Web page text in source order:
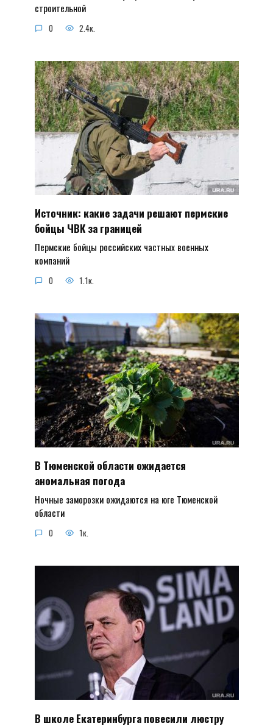
строительной
0 2.4к.
Источник: какие задачи решают пермские
бойцы ЧВК за границей
Пермские бойцы российских частных военных
компаний
0 1.1к.
В Тюменской области ожидается
аномальная погода
Ночные заморозки ожидаются на юге Тюменской
области
0 1к.
В школе Екатеринбурга повесили люстру